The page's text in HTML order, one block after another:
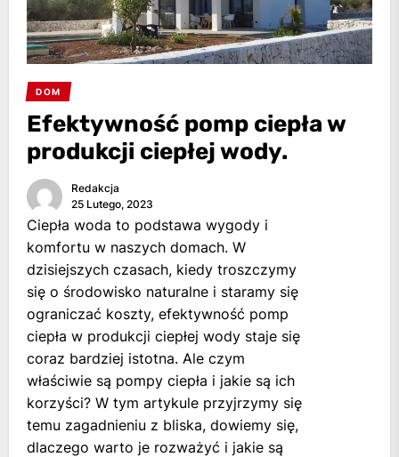
DOM
Efektywność pomp ciepła w
produkcji ciepłej wody.
Redakcja
25 Lutego, 2023
Ciepła woda to podstawa wygody i
komfortu w naszych domach. W
dzisiejszych czasach, kiedy troszczymy
się o środowisko naturalne i staramy się
ograniczać koszty, efektywność pomp
ciepła w produkcji ciepłej wody staje się
coraz bardziej istotna. Ale czym
właściwie są pompy ciepła i jakie są ich
korzyści? W tym artykule przyjrzymy się
temu zagadnieniu z bliska, dowiemy się,
dlaczego warto je rozważyć i jakie są